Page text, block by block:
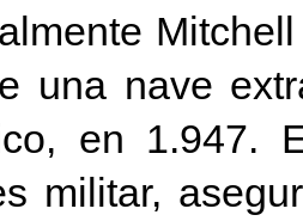
una nave
en 1.947.
militar,